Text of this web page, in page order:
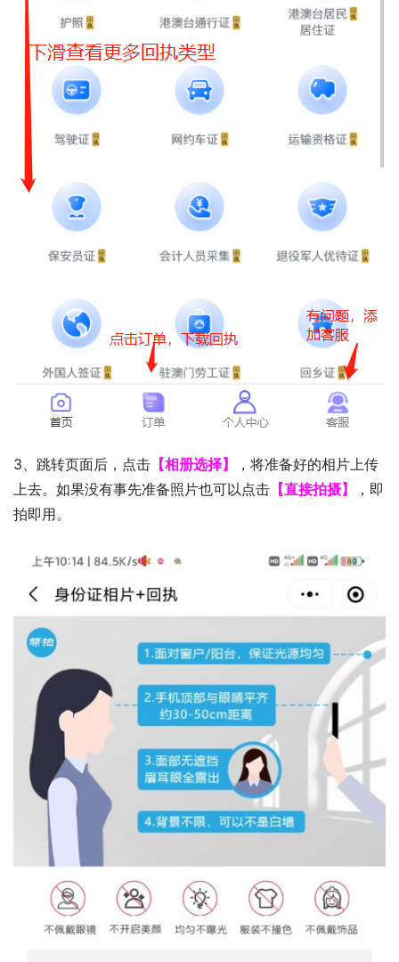
3、跳转页面后，点击 【相册选择】
，将准备好的相片上传
上去。如果没有事先准备照片也可以点击 【直接拍摄】
，即
拍即用。